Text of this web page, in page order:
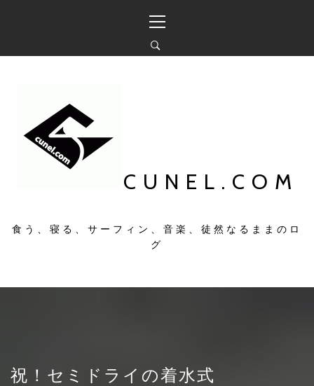
ン
イ
ン
メ
CUNEL.COM
食う、寝る、サーフィン、音楽、徒然なるままのロ
グ
祝！セミドライの着水式